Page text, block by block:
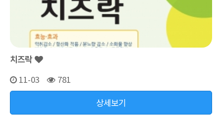
치즈락
11-03
781
상세보기